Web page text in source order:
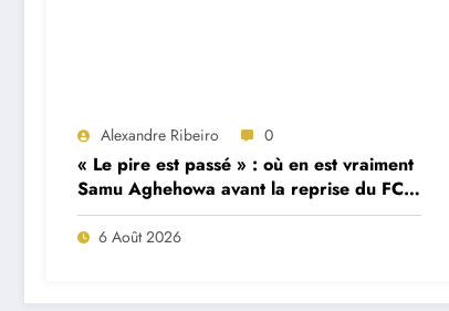
Alexandre Ribeiro 0
« Le pire est passé » : où en est vraiment
Samu Aghehowa avant la reprise du FC
Porto ?
6 Août 2026